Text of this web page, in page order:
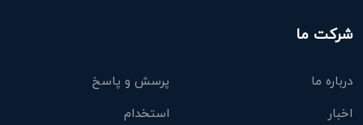
شرکت ما
درباره ما
پرسش و پاسخ
اخبار
استخدام